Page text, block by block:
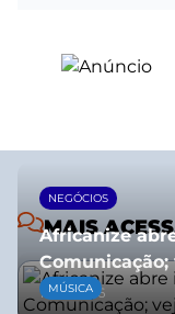
MAIS
NEGÓCIOS
Africanize
13/01/2026
MÚSICA